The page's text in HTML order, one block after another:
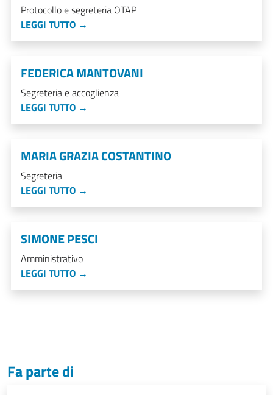
Protocollo e segreteria OTAP
LEGGI TUTTO →
FEDERICA MANTOVANI
Segreteria e accoglienza
LEGGI TUTTO →
MARIA GRAZIA COSTANTINO
Segreteria
LEGGI TUTTO →
SIMONE PESCI
Amministrativo
LEGGI TUTTO →
Fa parte di